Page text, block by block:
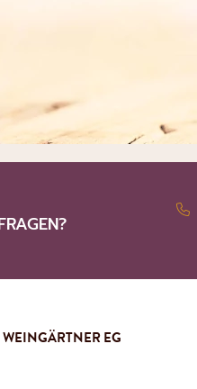
EG